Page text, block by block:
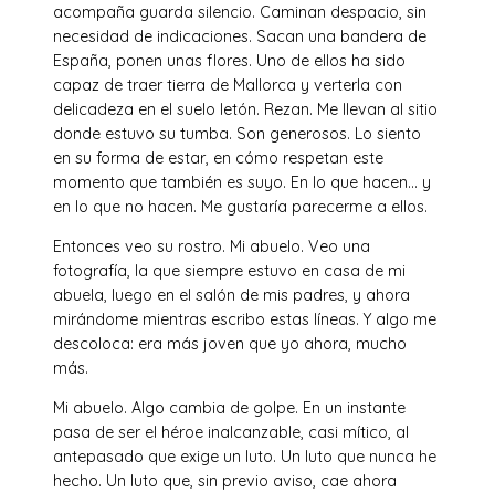
acompaña guarda silencio. Caminan despacio, sin
necesidad de indicaciones. Sacan una bandera de
España, ponen unas flores. Uno de ellos ha sido
capaz de traer tierra de Mallorca y verterla con
delicadeza en el suelo letón. Rezan. Me llevan al sitio
donde estuvo su tumba. Son generosos. Lo siento
en su forma de estar, en cómo respetan este
momento que también es suyo. En lo que hacen… y
en lo que no hacen. Me gustaría parecerme a ellos.
Entonces veo su rostro. Mi abuelo. Veo una
fotografía, la que siempre estuvo en casa de mi
abuela, luego en el salón de mis padres, y ahora
mirándome mientras escribo estas líneas. Y algo me
descoloca: era más joven que yo ahora, mucho
más.
Mi abuelo. Algo cambia de golpe. En un instante
pasa de ser el héroe inalcanzable, casi mítico, al
antepasado que exige un luto. Un luto que nunca he
hecho. Un luto que, sin previo aviso, cae ahora